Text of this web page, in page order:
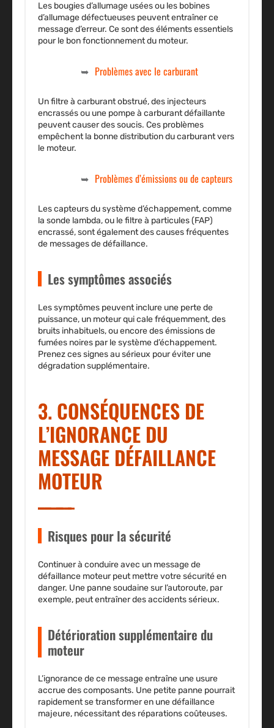
Les bougies d’allumage usées ou les bobines
d’allumage défectueuses peuvent entraîner ce
message d’erreur. Ce sont des éléments essentiels
pour le bon fonctionnement du moteur.
Problèmes avec le carburant
Un filtre à carburant obstrué, des injecteurs
encrassés ou une pompe à carburant défaillante
peuvent causer des soucis. Ces problèmes
empêchent la bonne distribution du carburant vers
le moteur.
Problèmes d’émissions ou de capteurs
Les capteurs du système d’échappement, comme
la sonde lambda, ou le filtre à particules (FAP)
encrassé, sont également des causes fréquentes
de messages de défaillance.
Les symptômes associés
Les symptômes peuvent inclure une perte de
puissance, un moteur qui cale fréquemment, des
bruits inhabituels, ou encore des émissions de
fumées noires par le système d’échappement.
Prenez ces signes au sérieux pour éviter une
dégradation supplémentaire.
3. CONSÉQUENCES DE
L’IGNORANCE DU
MESSAGE DÉFAILLANCE
MOTEUR
Risques pour la sécurité
Continuer à conduire avec un message de
défaillance moteur peut mettre votre sécurité en
danger. Une panne soudaine sur l’autoroute, par
exemple, peut entraîner des accidents sérieux.
Détérioration supplémentaire du
moteur
L’ignorance de ce message entraîne une usure
accrue des composants. Une petite panne pourrait
rapidement se transformer en une défaillance
majeure, nécessitant des réparations coûteuses.